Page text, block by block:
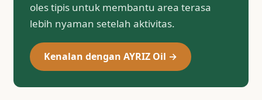
oles tipis untuk membantu area terasa
lebih nyaman setelah aktivitas.
Kenalan dengan AYRIZ Oil →